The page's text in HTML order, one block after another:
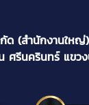
ด (สำนักงานใหญ่)
ศรีนครินทร์ แขวง